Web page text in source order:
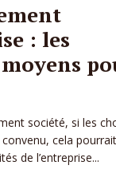
: les
société, si les
cela
de l’entreprise...